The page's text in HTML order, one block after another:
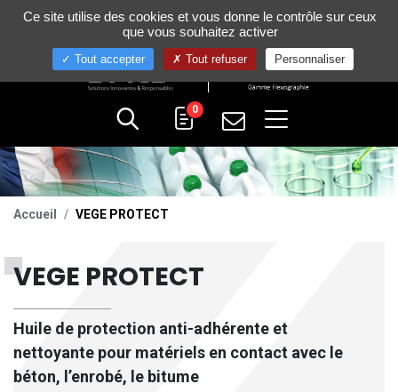
+33 (0)4 75 58 80 10
0
Accueil VEGE PROTECT
VEGE PROTECT
Huile de protection anti-adhérente et
nettoyante pour matériels en contact avec le
béton, l’enrobé, le bitume
Gestion de vos préférences sur les cookies
Ce site utilise des cookies et vous donne le contrôle sur ceux
que vous souhaitez activer
Tout accepter Tout refuser Personnaliser